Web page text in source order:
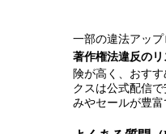
一部の違法アップ
著作権法違反のリ
険が高く、おす
クスは公式配信
みやセールが豊富